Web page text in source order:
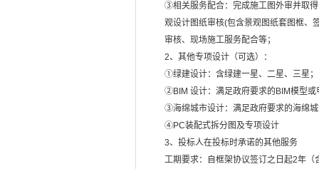
③相关服务配合：完成施工图外审并取
观设计图纸审核(包含景观图纸套图框、
审核、现场施工服务配合等；
2、其他专项设计（可选）：
①绿建设计：含绿建一星、二星、三星；
②BIM 设计：满足政府要求的BIM模型或
③海绵城市设计：满足政府要求的海绵
④PC装配式拆分图及专项设计
3、投标人在投标时承诺的其他服务
工期要求：自框架协议签订之日起2年